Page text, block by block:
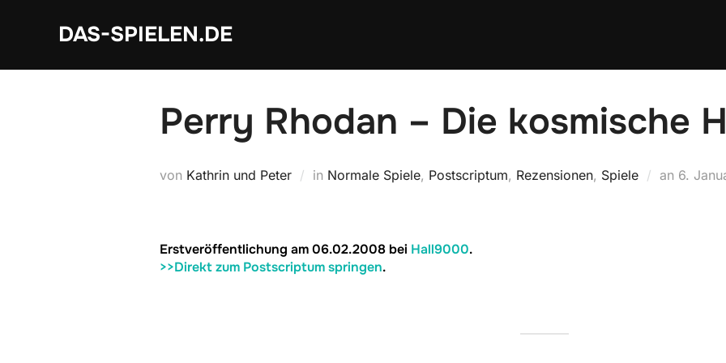
DAS-SPIELEN.DE
Perry Rhodan – Die kosmische
von Kathrin und Peter in Normale Spiele, Postscriptum, Rezensionen, Spiele an 6.
Erstveröffentlichung am 06.02.2008 bei Hall9000.
>>Direkt zum Postscriptum springen.